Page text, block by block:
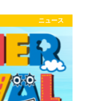
ニュース